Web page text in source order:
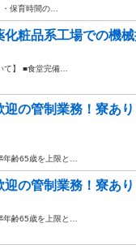
保育時間の…
粧品系工場での機械
】 ■食堂完備…
の管制業務！寮あ
年齢65歳を上限と…
の管制業務！寮あ
年齢65歳を上限と…